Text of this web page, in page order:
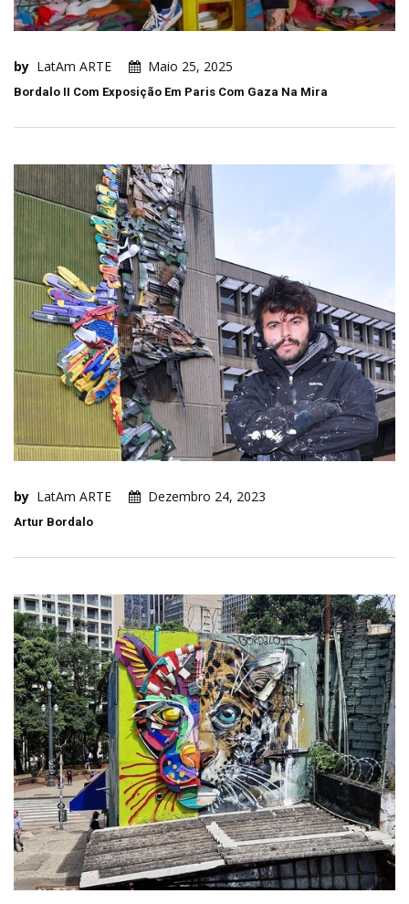
by LatAm ARTE Maio 25, 2025
Bordalo II Com Exposição Em Paris Com Gaza Na Mira
by LatAm ARTE Dezembro 24, 2023
Artur Bordalo